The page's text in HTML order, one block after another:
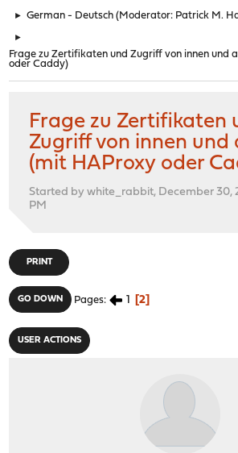
► German - Deutsch (Moderator: Patrick M.
►
Frage zu Zertifikaten und Zugriff von innen und
oder Caddy)
Frage zu Zertifikaten
Zugriff von innen und
(mit HAProxy oder
Started by white_rabbit, December 30,
PM
PRINT
GO DOWN Pages 1 2
USER ACTIONS